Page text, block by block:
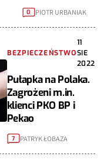
0 PIOTR URBANIAK
BEZPIECZEŃSTWO
11
SIE
2022
Pułapka na Polaka.
Zagrożeni m.in.
klienci PKO BP i
Pekao
7 PATRYK ŁOBAZA